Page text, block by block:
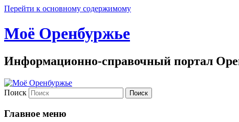
Перейти к основному содержимому
Моё Оренбуржье
Информационно-справочный портал
Поиск
Главное меню